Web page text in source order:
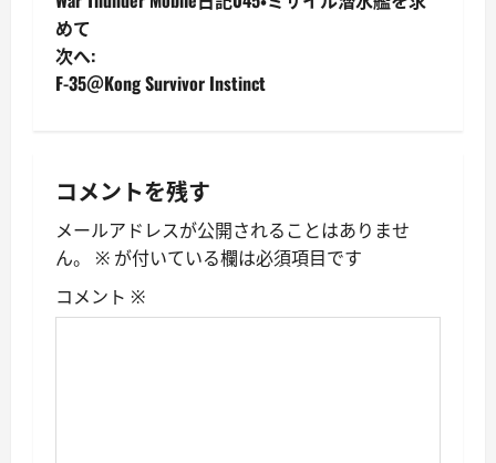
稿
ナ
ー
シ
ョ
めて
次へ:
F-35＠Kong Survivor Instinct
コメントを残す
メールアドレスが公開されることはありませ
ん。
※ が付いている欄は必須項目です
コメント ※